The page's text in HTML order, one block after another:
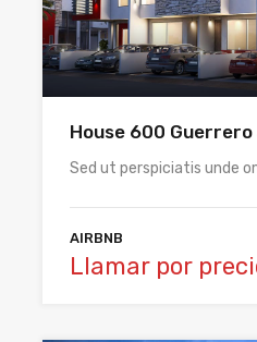
House 600
Sed ut perspiciatis unde
AIRBNB
Llamar por